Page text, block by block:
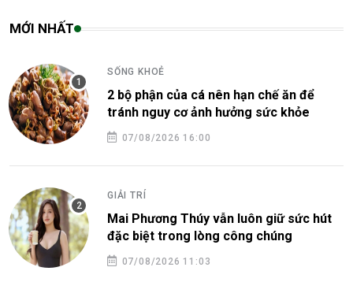
MỚI NHẤT
SỐNG KHOẺ
2 bộ phận của cá nên hạn chế ăn để
tránh nguy cơ ảnh hưởng sức khỏe
07/08/2026 16:00
GIẢI TRÍ
Mai Phương Thúy vẫn luôn giữ sức hút
đặc biệt trong lòng công chúng
07/08/2026 11:03